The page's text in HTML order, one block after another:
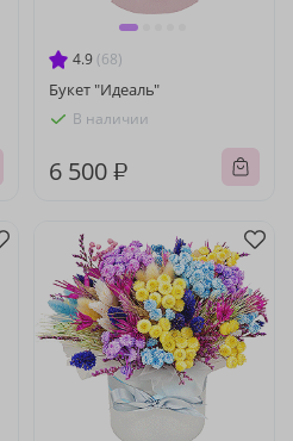
4.9 (68)
Букет "Идеаль"
В наличии
6 500 ₽